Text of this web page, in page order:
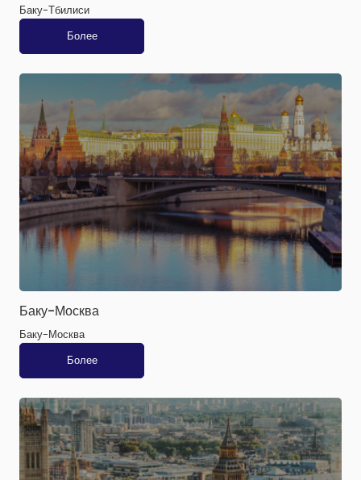
Баку-Тбилиси
Более
Баку-Москва
Баку-Москва
Более